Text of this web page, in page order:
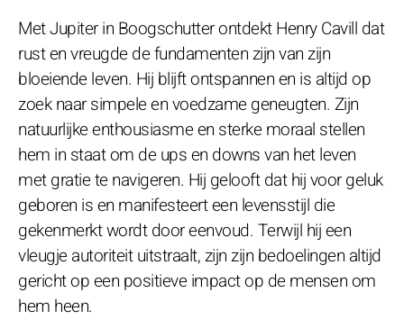
Met Jupiter in Boogschutter ontdekt Henry Cavill dat
rust en vreugde de fundamenten zijn van zijn
bloeiende leven. Hij blijft ontspannen en is altijd op
zoek naar simpele en voedzame geneugten. Zijn
natuurlijke enthousiasme en sterke moraal stellen
hem in staat om de ups en downs van het leven
met gratie te navigeren. Hij gelooft dat hij voor geluk
geboren is en manifesteert een levensstijl die
gekenmerkt wordt door eenvoud. Terwijl hij een
vleugje autoriteit uitstraalt, zijn zijn bedoelingen altijd
gericht op een positieve impact op de mensen om
hem heen.